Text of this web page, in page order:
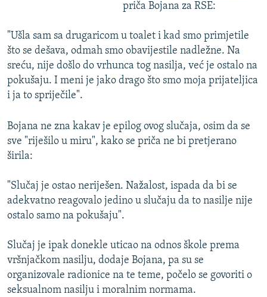
priča Bojana za RSE:
"Ušla sam sa drugaricom u toalet i kad smo primjetile
što se dešava, odmah smo obavijestile nadležne. Na
sreću, nije došlo do vrhunca tog nasilja, već je ostalo na
pokušaju. I meni je jako drago što smo moja prijateljica
i ja to spriječile".
Bojana ne zna kakav je epilog ovog slučaja, osim da se
sve "riješilo u miru", kako se priča ne bi pretjerano
širila:
"Slučaj je ostao neriješen. Nažalost, ispada da bi se
adekvatno reagovalo jedino u slučaju da to nasilje nije
ostalo samo na pokušaju".
Slučaj je ipak donekle uticao na odnos škole prema
vršnjačkom nasilju, dodaje Bojana, pa su se
organizovale radionice na te teme, počelo se govoriti o
seksualnom nasilju i moralnim normama.